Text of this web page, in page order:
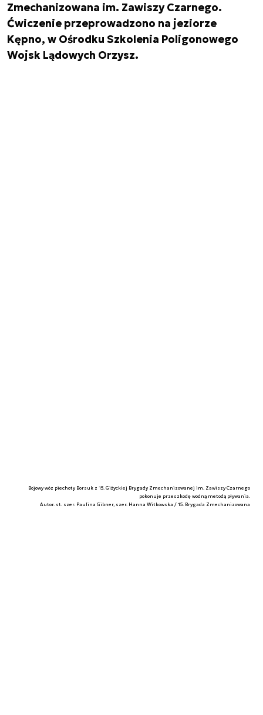
Zmechanizowana im. Zawiszy Czarnego.
Ćwiczenie przeprowadzono na jeziorze
Kępno, w Ośrodku Szkolenia Poligonowego
Wojsk Lądowych Orzysz.
Bojowy wóz piechoty Borsuk z 15. Giżyckiej Brygady Zmechanizowanej im. Zawiszy Czarnego
pokonuje przeszkodę wodną metodą pływania.
Autor. st. szer. Paulina Gibner, szer. Hanna Witkowska / 15. Brygada Zmechanizowana